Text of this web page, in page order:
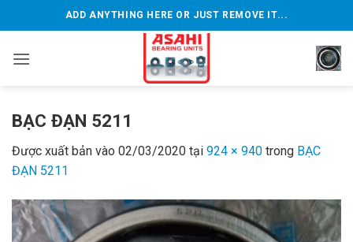
qua
dung
ADD ANYTHING HERE OR JUST REMOVE IT...
BẠC ĐẠN 5211
Được xuất bản vào 02/03/2020 tại 924 × 940 trong BẠC
ĐẠN 5211